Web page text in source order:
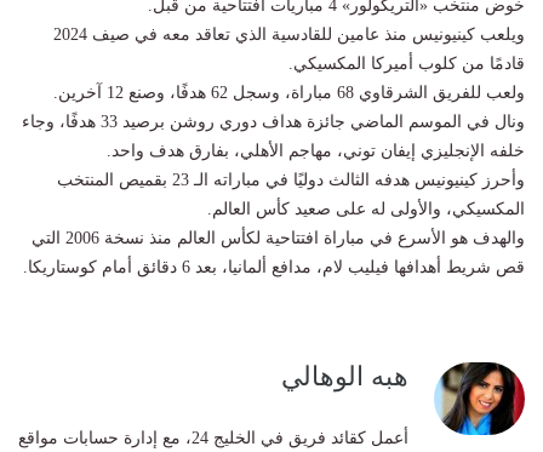
خوض منتخب «التريكولور» 4 مباريات افتتاحية من قبل.
ويلعب كينيونيس منذ عامين للقادسية الذي تعاقد معه في صيف 2024
قادمًا من كلوب أميركا المكسيكي.
ولعب للفريق الشرقاوي 68 مباراة، وسجل 62 هدفًا، وصنع 12 آخرين.
ونال في الموسم الماضي جائزة هداف دوري روشن برصيد 33 هدفًا، وجاء
خلفه الإنجليزي إيفان توني، مهاجم الأهلي، بفارق هدف واحد.
وأحرز كينيونيس هدفه الثالث دوليًا في مباراته الـ 23 بقميص المنتخب
المكسيكي، والأولى له على صعيد كأس العالم.
والهدف هو الأسرع في مباراة افتتاحية لكأس العالم منذ نسخة 2006 التي
قص شريط أهدافها فيليب لام، مدافع ألمانيا، بعد 6 دقائق أمام كوستاريكا.
هبه الوهالي
أعمل كقائد فريق في الخليج 24، مع إدارة حسابات مواقع